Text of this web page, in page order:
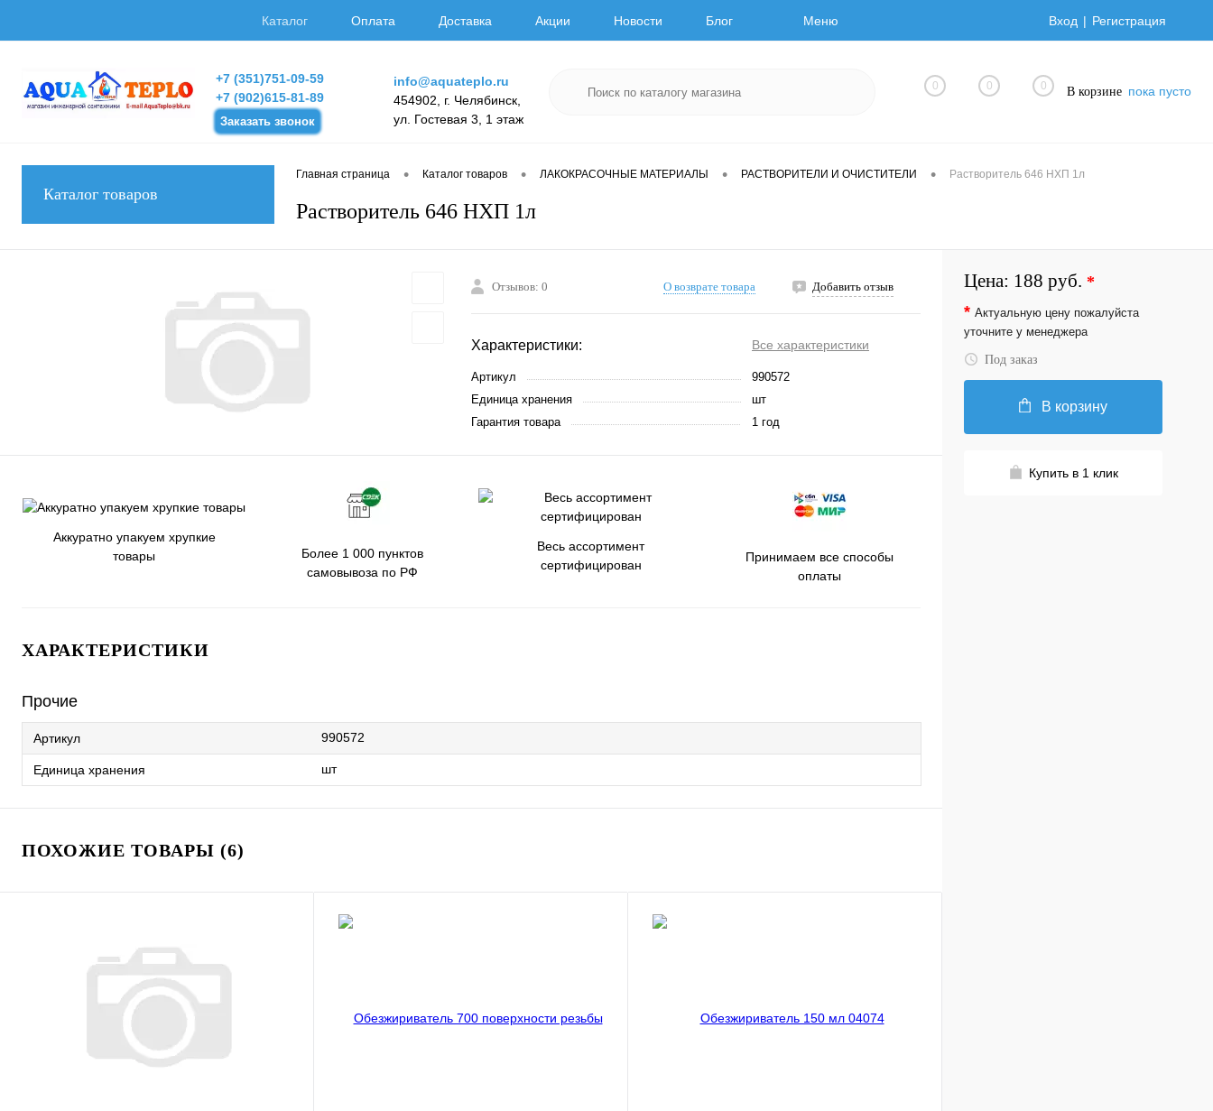
Каталог Оплата Доставка Акции Новости Блог Меню Вход Регистрация
+7 (351)751-09-59
+7 (902)615-81-89
Заказать звонок
info@aquateplo.ru
454902, г. Челябинск,
ул. Гостевая 3, 1 этаж
0 0 0 В корзине пока пусто
Каталог товаров
Главная страница • Каталог товаров • ЛАКОКРАСОЧНЫЕ МАТЕРИАЛЫ • РАСТВОРИТЕЛИ И ОЧИСТИТЕЛИ • Растворитель 646 НХП 1л
Растворитель 646 НХП 1л
Отзывов: 0 О возврате товара Добавить отзыв
Характеристики: Все характеристики
Артикул
990572
Единица хранения
шт
Гарантия товара
1 год
Аккуратно упакуем хрупкие
товары
Более 1 000 пунктов
самовывоза по РФ
Весь ассортимент
сертифицирован
Принимаем все способы
оплаты
ХАРАКТЕРИСТИКИ
Прочие
Артикул 990572
Единица хранения шт
ПОХОЖИЕ ТОВАРЫ (6)
Цена: 188 руб. *
* Актуальную цену пожалуйста
уточните у менеджера
Под заказ
В корзину
Купить в 1 клик